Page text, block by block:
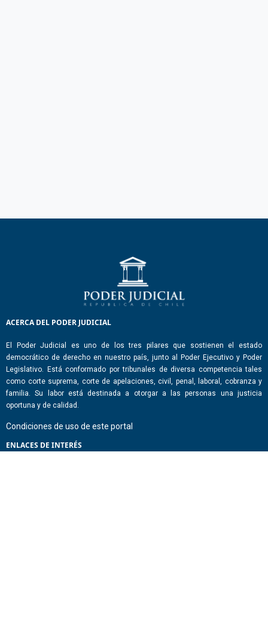
ACERCA DEL PODER JUDICIAL
El Poder Judicial es uno de los tres pilares que sostienen el estado
democrático de derecho en nuestro país, junto al Poder Ejecutivo y Poder
Legislativo. Está conformado por tribunales de diversa competencia tales
como corte suprema, corte de apelaciones, civil, penal, laboral, cobranza y
familia. Su labor está destinada a otorgar a las personas una justicia
oportuna y de calidad.
Condiciones de uso de este portal
ENLACES DE INTERÉS